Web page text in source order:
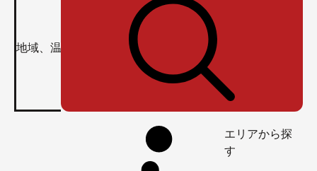
エリアから探
す